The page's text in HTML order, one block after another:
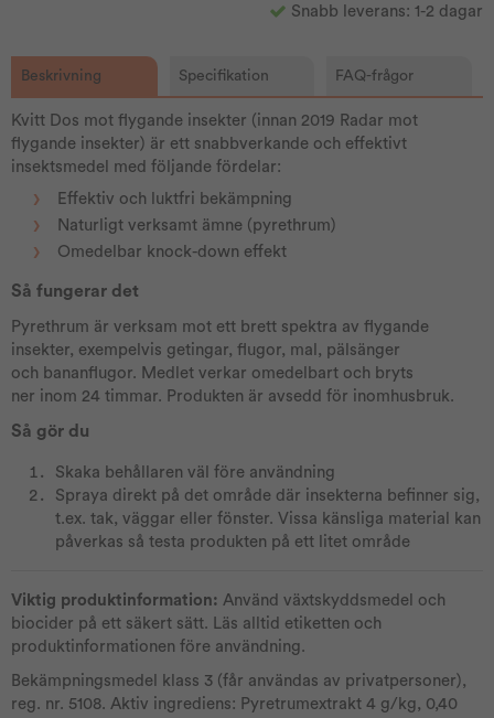
Snabb leverans: 1-2 dagar
Beskrivning Specifikation FAQ-frågor
Kvitt Dos mot flygande insekter (innan 2019 Radar mot
flygande insekter) är ett snabbverkande och effektivt
insektsmedel med följande fördelar:
Effektiv och luktfri bekämpning
Naturligt verksamt ämne (pyrethrum)
Omedelbar knock-down effekt
Så fungerar det
Pyrethrum är verksam mot ett brett spektra av flygande
insekter, exempelvis getingar, flugor, mal, pälsänger
och bananflugor. Medlet verkar omedelbart och bryts
ner inom 24 timmar. Produkten är avsedd för inomhusbruk.
Så gör du
Skaka behållaren väl före användning
Spraya direkt på det område där insekterna befinner sig,
t.ex. tak, väggar eller fönster. Vissa känsliga material kan
påverkas så testa produkten på ett litet område
Viktig produktinformation: Använd växtskyddsmedel och
biocider på ett säkert sätt. Läs alltid etiketten och
produktinformationen före användning.
Bekämpningsmedel klass 3 (får användas av privatpersoner),
reg. nr. 5108. Aktiv ingrediens: Pyretrumextrakt 4 g/kg, 0,40